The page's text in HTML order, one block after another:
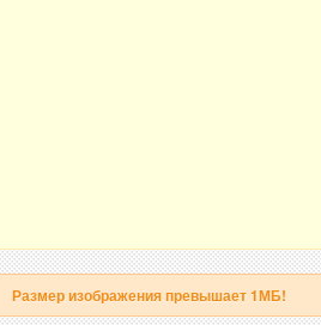
Размер изображения превышает 1МБ!